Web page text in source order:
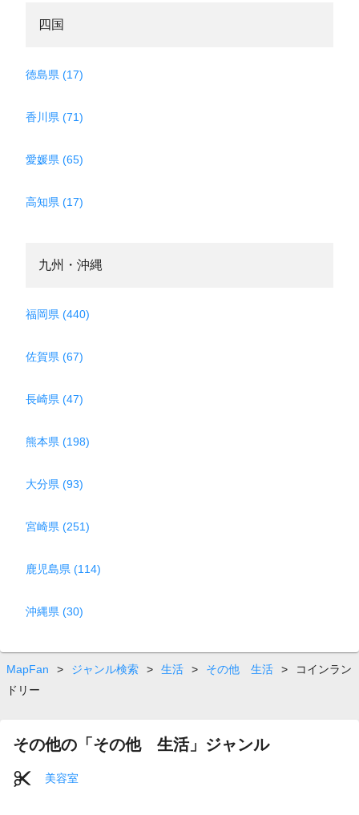
四国
徳島県 (17)
香川県 (71)
愛媛県 (65)
高知県 (17)
九州・沖縄
福岡県 (440)
佐賀県 (67)
長崎県 (47)
熊本県 (198)
大分県 (93)
宮崎県 (251)
鹿児島県 (114)
沖縄県 (30)
MapFan > ジャンル検索 > 生活 > その他 生活 >
コインラン
ドリー
その他の「その他 生活」ジャンル
美容室